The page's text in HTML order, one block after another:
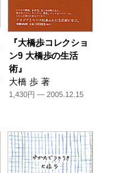
『大橋歩コレクショ
ン9 大橋歩の生活
術』
大橋 歩 著
1,430円 — 2005.12.15